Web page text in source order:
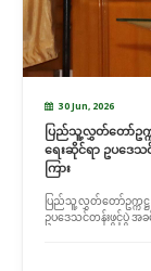
30 Jun, 2026
ပြည်သူ့လွှတ်တော်ဥက္
ရေး‌ဆိုင်ရာ ဥပဒေသင်တန်းဖွင့်ပွဲ
ကြား
ပြည်သူ့လွှတ်တော်ဥက္ကဋ္
ဥပဒေသင်တန်းဖွင့်ပွဲ အခ